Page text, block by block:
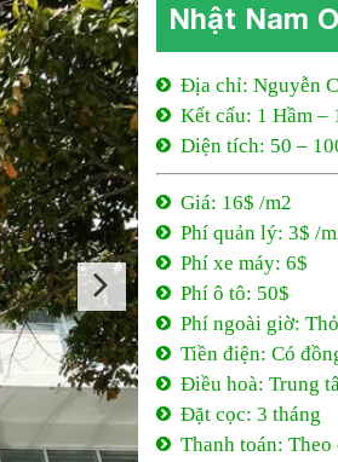
Nhật Nam
Địa chỉ: Nguyễn
Kết cấu: 1 Hầm –
Diện tích: 50 –
Giá: 16$ /m2
Phí quản lý: 3$ /
Phí xe máy: 6$
Phí ô tô: 50$
Phí ngoài giờ:
Tiền điện: Có
Điều hoà: Trung
Đặt cọc: 3 tháng
Thanh toán: Theo